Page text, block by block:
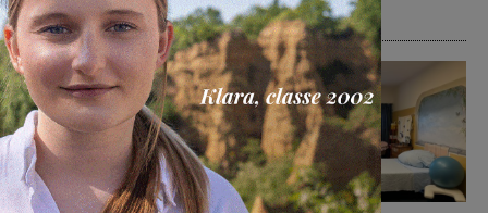
Cronaca 6 Agosto 2026